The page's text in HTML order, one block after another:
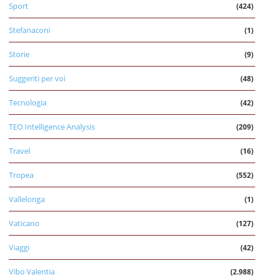
Sport (424)
Stefanaconi (1)
Storie (9)
Suggeriti per voi (48)
Tecnologia (42)
TEO Intelligence Analysis (209)
Travel (16)
Tropea (552)
Vallelonga (1)
Vaticano (127)
Viaggi (42)
Vibo Valentia (2.988)